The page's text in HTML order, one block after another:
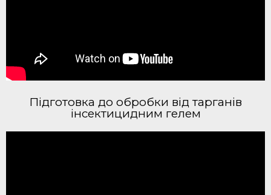
Підготовка до обробки від тарганів
інсектицидним гелем